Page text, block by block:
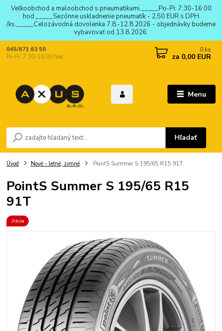
Veľkoobchod a maloobchod s pneumatikami._____Po-Pi: 7:30-16:00
hod._____Sezónne uskladnenie pneumatík - 2,50 EUR s DPH
/ks._____Celozávodná dovolenka 7.8.-12.8.2026 - objednávky budeme
vybavovať od 13.8.2026.
Menu
Hľadať
045/671 63 50
Po-Pi: 7:30-16:00 hod.
0 ks
za 0,00 EUR
Úvod Nové - letné, zimné PointS Summer S 195/65 R15 91T
PointS Summer S 195/65 R15
91T
Akcia